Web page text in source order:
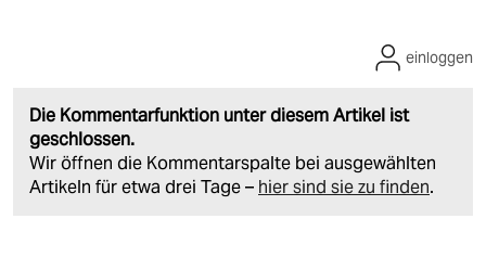
Die Kommentarfunktion unter diesem Artikel ist
geschlossen.
Wir öffnen die Kommentarspalte bei ausgewählten
Artikeln für etwa drei Tage – hier sind sie zu finden.
einloggen